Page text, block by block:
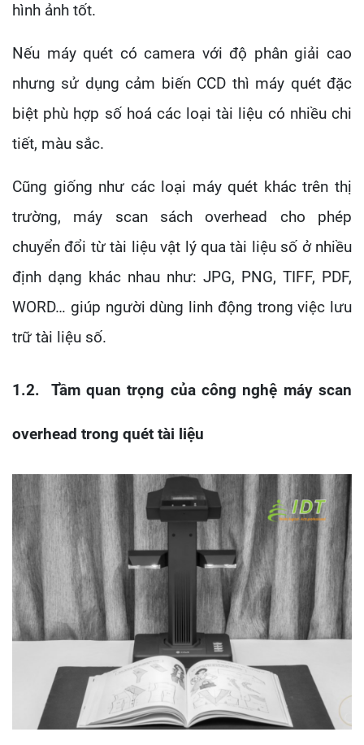
hình ảnh tốt.
Nếu máy quét có camera với độ phân giải cao
nhưng sử dụng cảm biến CCD thì máy quét đặc
biệt phù hợp số hoá các loại tài liệu có nhiều chi
tiết, màu sắc.
Cũng giống như các loại máy quét khác trên thị
trường, máy scan sách overhead cho phép
chuyển đổi từ tài liệu vật lý qua tài liệu số ở nhiều
định dạng khác nhau như: JPG, PNG, TIFF, PDF,
WORD… giúp người dùng linh động trong việc lưu
trữ tài liệu số.
1.2. Tầm quan trọng của công nghệ máy scan
overhead trong quét tài liệu